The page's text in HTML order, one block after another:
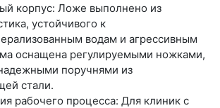
корпус: Ложе выполнено из
устойчивого к
водам и агрессивным
оснащена регулируемыми ножками,
поручнями из
стали.
рабочего процесса: Для клиник с